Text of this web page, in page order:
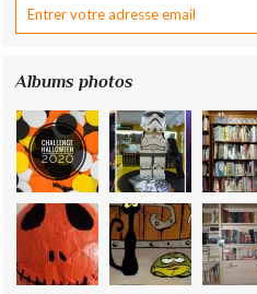
Albums photos